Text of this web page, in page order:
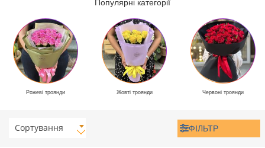
Рожеві троянди Жовті троянди Червоні троянди
Сортування ФІЛЬТР